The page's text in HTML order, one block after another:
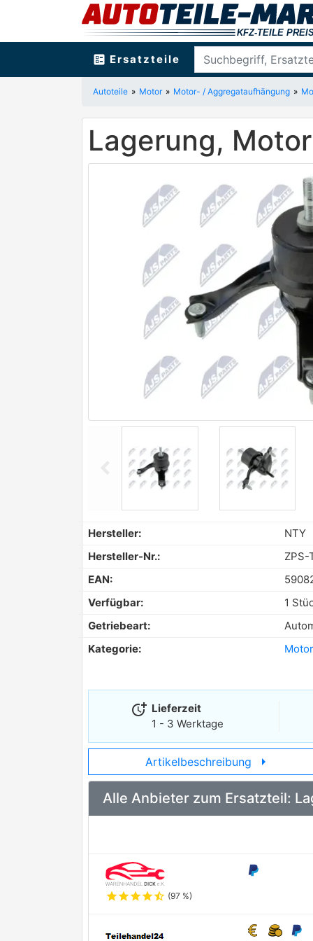
ballot Ersatzteile
Autoteile Motor Motor- / Aggregataufhängung
Lagerung,
Previous
Hersteller: NTY
Hersteller-Nr.:
ZPS-
EAN:
Verfügbar:
1
Getriebeart:
Kategorie:
more_time Lieferzeit
1 - 3 Werktage
Artikelbeschreibung arrow_right
Alle Anbieter zum Ersatzteil:
starstarstarstarstar_half (97 %)